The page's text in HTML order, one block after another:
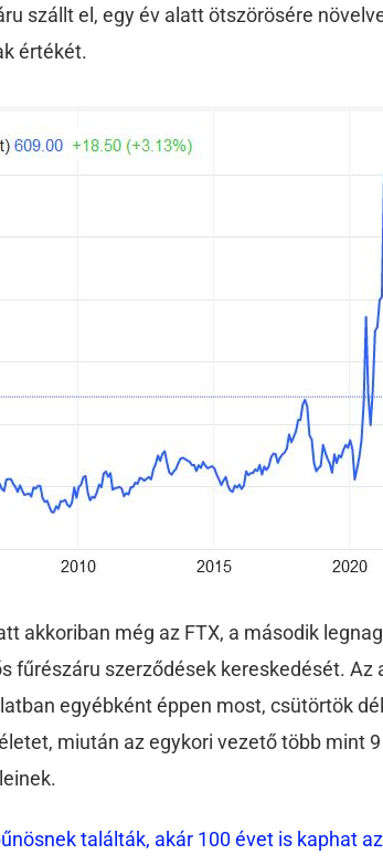
szállt el, egy év alatt ötszörösére
értékét.
akkoriban még az FTX, a második
fűrészáru szerződések kereskedését. Az
egyébként éppen most, csütörtök
miután az egykori vezető több mint
találták, akár 100 évet is kaphat